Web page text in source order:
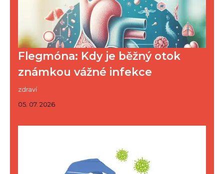
Flegmóna: Kdy je běžný otok
známkou vážné infekce
zdraví
05. 07. 2026